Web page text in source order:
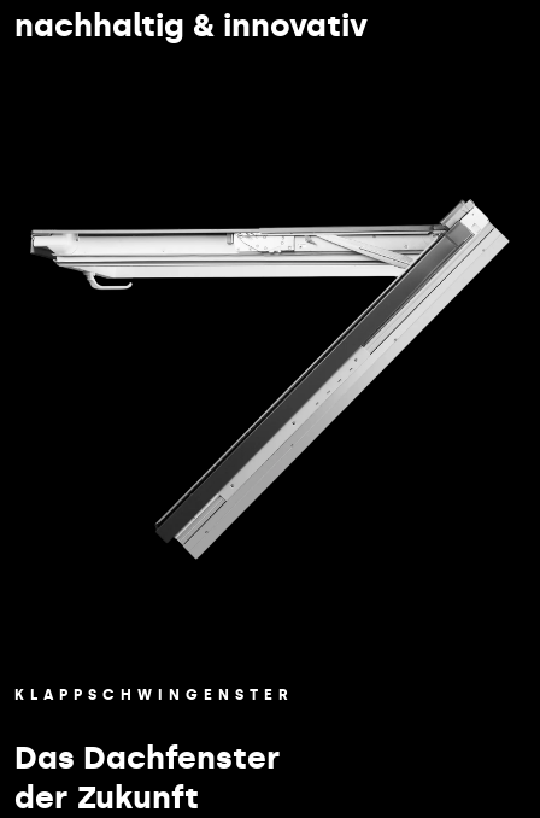
nachhaltig & innovativ
KLAPPSCHWINGENSTER
Das Dachfenster
der Zukunft